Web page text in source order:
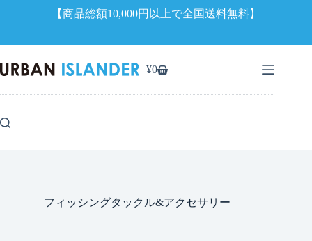
【商品総額10,000円以上で全国送料無料】
ン
ン
へ
シ
¥0
フィッシングタックル&アクセサリー